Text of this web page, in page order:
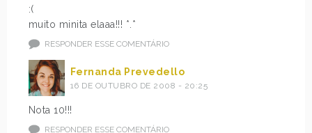
:(
muito minita elaaa!!! *.*
RESPONDER ESSE COMENTÁRIO
Fernanda Prevedello
16 DE OUTUBRO DE 2008 - 20:25
Nota 10!!!
RESPONDER ESSE COMENTÁRIO